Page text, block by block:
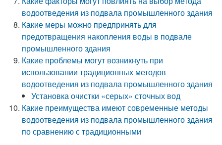
водоотведения из подвала промышленного здания
Какие меры можно предпринять для
предотвращения накопления воды в подвале
промышленного здания
Какие проблемы могут возникнуть при
использовании традиционных методов
водоотведения из подвала промышленного здания
Установка очистки «серых» сточных вод
Какие преимущества имеют современные методы
водоотведения из подвала промышленного здания
по сравнению с традиционными